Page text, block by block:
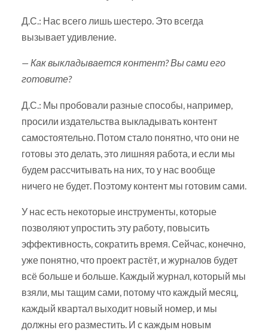
Д.С.: Нас всего лишь шестеро. Это всегда
вызывает удивление.
— Как выкладывается контент? Вы сами его
готовите?
Д.С.: Мы пробовали разные способы, например,
просили издательства выкладывать контент
самостоятельно. Потом стало понятно, что они не
готовы это делать, это лишняя работа, и если мы
будем рассчитывать на них, то у нас вообще
ничего не будет. Поэтому контент мы готовим сами.
У нас есть некоторые инструменты, которые
позволяют упростить эту работу, повысить
эффективность, сократить время. Сейчас, конечно,
уже понятно, что проект растёт, и журналов будет
всё больше и больше. Каждый журнал, который мы
взяли, мы тащим сами, потому что каждый месяц,
каждый квартал выходит новый номер, и мы
должны его разместить. И с каждым новым